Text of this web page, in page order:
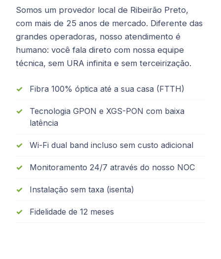
Somos um provedor local de Ribeirão Preto,
com mais de 25 anos de mercado. Diferente das
grandes operadoras, nosso atendimento é
humano: você fala direto com nossa equipe
técnica, sem URA infinita e sem terceirização.
Fibra 100% óptica até a sua casa (FTTH)
Tecnologia GPON e XGS-PON com baixa
latência
Wi-Fi dual band incluso sem custo adicional
Monitoramento 24/7 através do nosso NOC
Instalação sem taxa (isenta)
Fidelidade de 12 meses